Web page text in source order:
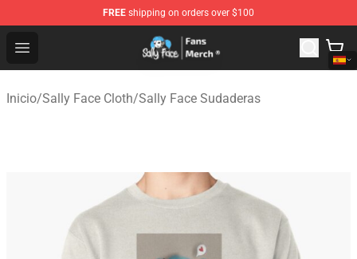
FREE shipping on orders over $100
Open menu
Sally Face Store - Official Sally Face Merchandise Shop
Inicio/Sally Face Cloth/Sally Face Sudaderas